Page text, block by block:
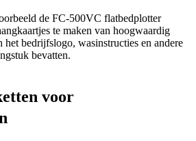
de FC-500VC flatbedplotter
te maken van hoogwaardig
het bedrijfslogo, wasinstructies en andere
bevatten.
voor